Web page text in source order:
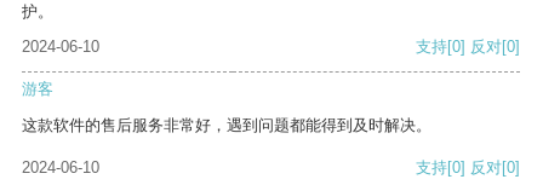
护。
2024-06-10
支持[0] 反对[0]
游客
这款软件的售后服务非常好，遇到问题都能得到及时解决。
2024-06-10 支持[0] 反对[0]